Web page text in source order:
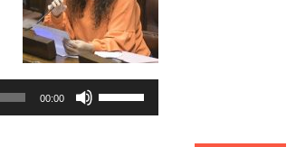
aumentar
o
disminuir
volumen.
00:00